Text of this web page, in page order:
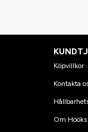
Köpvillkor
Kontakta
Om Hööks